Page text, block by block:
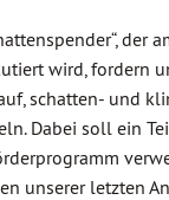
der
wird, fordern
schatten- und
Dabei soll ein
unserer letzten